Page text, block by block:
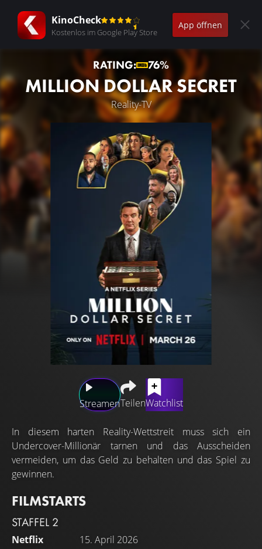
KinoCheck
Kostenlos im Google Play Store
App öffnen
RATING: 76%
MILLION DOLLAR SECRET
Reality-TV
StreamenTeilenWatchlist
In diesem harten Reality-Wettstreit muss sich ein
Undercover-Millionär tarnen und das Ausscheiden
vermeiden, um das Geld zu behalten und das Spiel zu
gewinnen.
FILMSTARTS
STAFFEL 2
Netflix 15. April 2026